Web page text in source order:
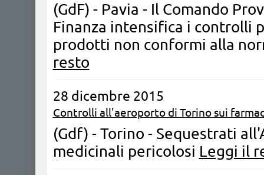
(GdF) - Pavia - Il Comando
Finanza intensifica i controlli
prodotti non conformi alla
resto
28 dicembre 2015
Controlli all'aeroporto di Torino sui
(Gdf) - Torino - Sequestrati
medicinali pericolosi Leggi il